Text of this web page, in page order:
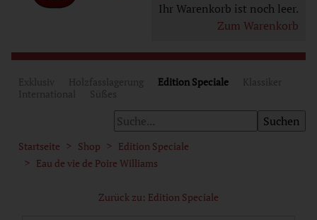
Ihr Warenkorb ist noch leer.
Zum Warenkorb
Exklusiv Holzfasslagerung Edition Speciale
Klassiker
International
Süßes
Startseite Shop
Edition Speciale
Eau de vie de Poire Williams
Zurück zu: Edition Speciale